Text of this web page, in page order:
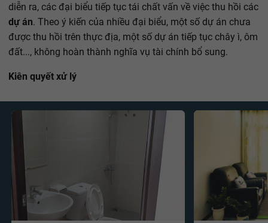
diễn ra, các đại biểu tiếp tục tái chất vấn về việc thu hồi các
dự án. Theo ý kiến của nhiều đại biểu, một số dự án chưa
được thu hồi trên thực địa, một số dự án tiếp tục chây ì, ôm
đất..., không hoàn thành nghĩa vụ tài chính bổ sung.
Kiên quyết xử lý